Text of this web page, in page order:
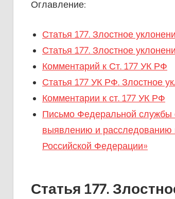
Оглавление:
Статья 177. Злостное
Статья 177. Злостное
Комментарий к Ст. 177 УК РФ
Статья 177 УК РФ. Злостное
Комментарии к ст. 177 УК РФ
Письмо Федеральной службы
выявлению и расследованию
Российской Федерации»
Статья 177.